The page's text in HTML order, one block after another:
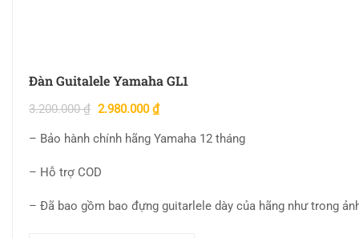
Đàn Guitalele Yamaha GL1
3.200.000₫ 2.980.000₫
– Bảo hành chính hãng Yamaha 12 tháng
– Hỗ trợ COD
– Đã bao gồm bao đựng guitarlele dày của hãng như trong